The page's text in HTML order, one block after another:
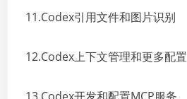
11.Codex引用文件和图片识别
12.Codex上下文管理和更多配置